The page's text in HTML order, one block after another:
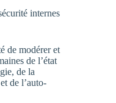
internes
de modérer et
de l’état
de la
de l’auto-